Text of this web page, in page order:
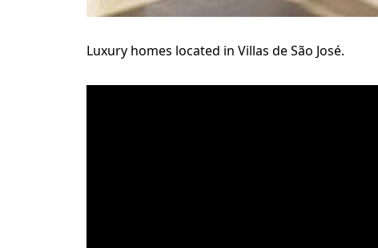
Luxury homes located in Villas de São José.